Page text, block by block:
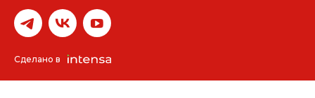
Сделано в